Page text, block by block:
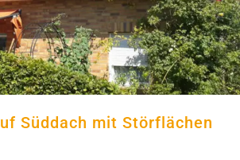
Süddach mit Störflächen